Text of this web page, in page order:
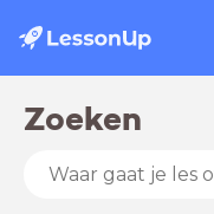
Zoeken